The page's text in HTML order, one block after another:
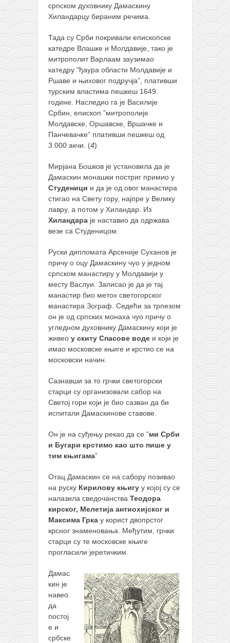
српском духовнику Дамаскину
Хиландарцу бираним речима.
Тада су Срби покривали епископске
катедре Влашке и Молдавије, тако је
митрополит Варлаам заузимао
катедру ”ђаура области Молдавије и
Ршаве и њиховог подручја”, плативши
турским властима пешкеш 1649.
године. Наследио га је Василије
Србин, епископ ”митрополије
Молдавске, Оршавске, Вршачке и
Панчевачке” плативши пешкеш од
3.000 акчи. (4)
Мирјана Бошков је установила да је
Дамаскин монашки постриг примио у
Студеници и да је од овог манастира
стигао на Свету гору, најпре у Велику
лавру, а потом у Хиландар. Из
Хиландара је наставио да одржава
везе са Студеницом.
Руски дипломата Арсеније Суханов је
причу о оцу Дамаскину чуо у једном
српском манастиру у Молдавији у
месту Васлуи. Записао је да је тај
манастир био метох светогорског
манастира Зограф. Седећи за трпезом
он је од српских монаха чуо причу о
угледном духовнику Дамаскину који је
живео у скиту Спасове воде и који је
имао московске књиге и крстио се на
московски начин.
Сазнавши за то грчки светогорски
старци су организовали сабор на
Светој гори који је био сазван да би
испитали Дамаскинове ставове.
Он је на суђењу рекао да се ”ми Срби
и Бугари крстимо као што пише у
тим књигама”
Отац Дамаскин се на сабору позивао
на руску Кирилову књигу у којој су се
налазила сведочанства Теодора
кирског, Мелетија антиохијског и
Максима Грка у корист двопрстог
крсног знаменовања. Међутим, грчки
старци су те московске књиге
прогласили јеретичким.
Дамас
кин је
навео
да
постој
е и
србске